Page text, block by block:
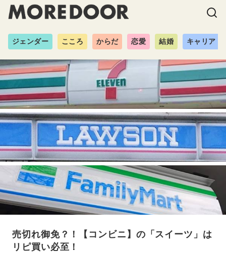
ジェンダー こころ からだ 恋愛 結婚 キャリア
売切れ御免？！【コンビニ】の「スイーツ」は
リピ買い必至！